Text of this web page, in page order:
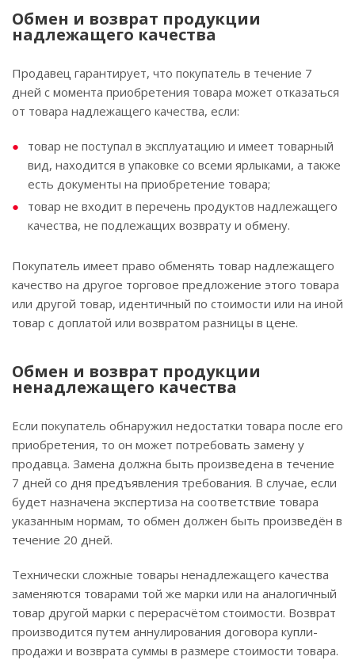
Обмен и возврат продукции
надлежащего качества
Продавец гарантирует, что покупатель в течение 7
дней с момента приобретения товара может отказаться
от товара надлежащего качества, если:
товар не поступал в эксплуатацию и имеет товарный
вид, находится в упаковке со всеми ярлыками, а также
есть документы на приобретение товара;
товар не входит в перечень продуктов надлежащего
качества, не подлежащих возврату и обмену.
Покупатель имеет право обменять товар надлежащего
качество на другое торговое предложение этого товара
или другой товар, идентичный по стоимости или на иной
товар с доплатой или возвратом разницы в цене.
Обмен и возврат продукции
ненадлежащего качества
Если покупатель обнаружил недостатки товара после его
приобретения, то он может потребовать замену у
продавца. Замена должна быть произведена в течение
7 дней со дня предъявления требования. В случае, если
будет назначена экспертиза на соответствие товара
указанным нормам, то обмен должен быть произведён в
течение 20 дней.
Технически сложные товары ненадлежащего качества
заменяются товарами той же марки или на аналогичный
товар другой марки с перерасчётом стоимости. Возврат
производится путем аннулирования договора купли-
продажи и возврата суммы в размере стоимости товара.